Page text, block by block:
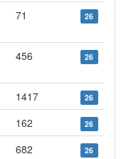
71 26
456 26
1417 26
162 26
682 26